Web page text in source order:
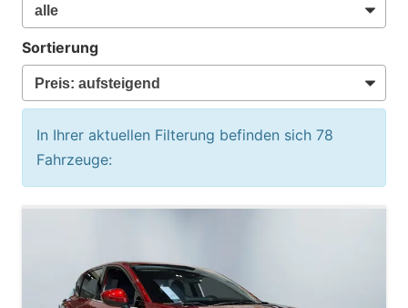
Sortierung
In Ihrer aktuellen Filterung befinden sich 78
Fahrzeuge: